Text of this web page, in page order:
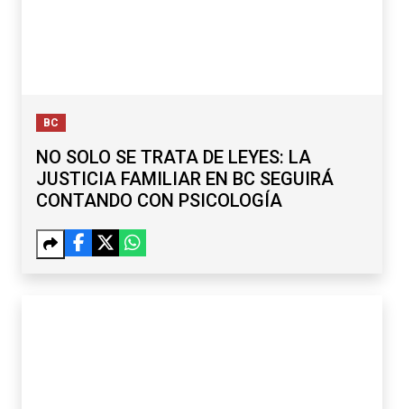
BC
NO SOLO SE TRATA DE LEYES: LA
JUSTICIA FAMILIAR EN BC SEGUIRÁ
CONTANDO CON PSICOLOGÍA